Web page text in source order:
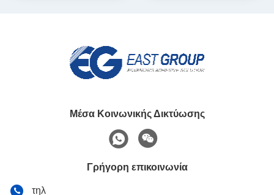
Μέσα Κοινωνικής Δικτύωσης
Γρήγορη επικοινωνία
τηλ